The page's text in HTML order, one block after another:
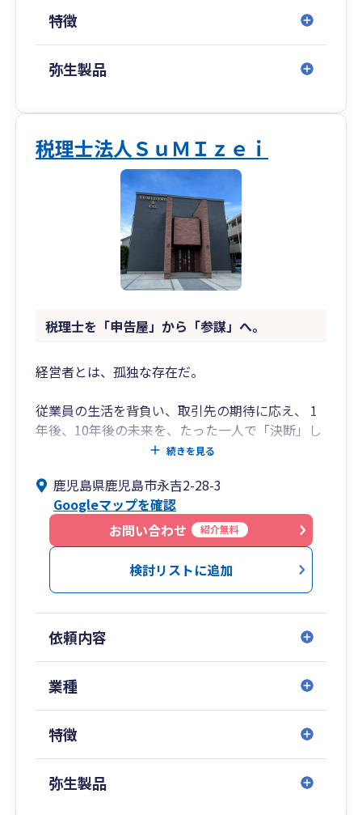
特徴
弥生製品
税理士法人ＳｕＭＩｚｅｉ
税理士を「申告屋」から「参謀」へ。
経営者とは、孤独な存在だ。
従業員の生活を背負い、取引先の期待に応え、 1
年後、10年後の未来を、たった一人で「決断」し
続けなければならない。
その「決断」の瞬間、傍らにいるのは誰か。
感情に寄り添うだけの「イエスマン」では、会社
を救えない。
過去の数字を処理するだけの「作業者」では、未
孤独な「決断」の瞬間、必要なのは、 社長の勘と
SuMIzeiの戦略を融合させ、 リスクを炙り出し、
最適解を共に導き出す「右腕」。
字」という名の「武器」を授ける。
その「武器」をもって「決断」の質を高め、会社
続きを見る
鹿児島県鹿児島市永吉2-28-3
Googleマップを確認
お問い合わせ
紹介無料
検討リストに追加
依頼内容
業種
特徴
弥生製品